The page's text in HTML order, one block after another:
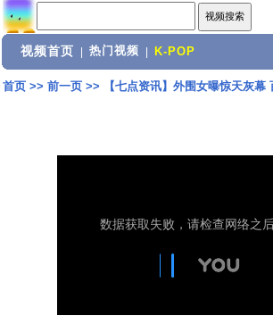
视频首页 热门视频 K-POP
首页>> 前一页>> 【七点资讯】外围女曝惊天灰幕